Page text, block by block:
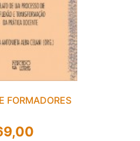
FORMADORES